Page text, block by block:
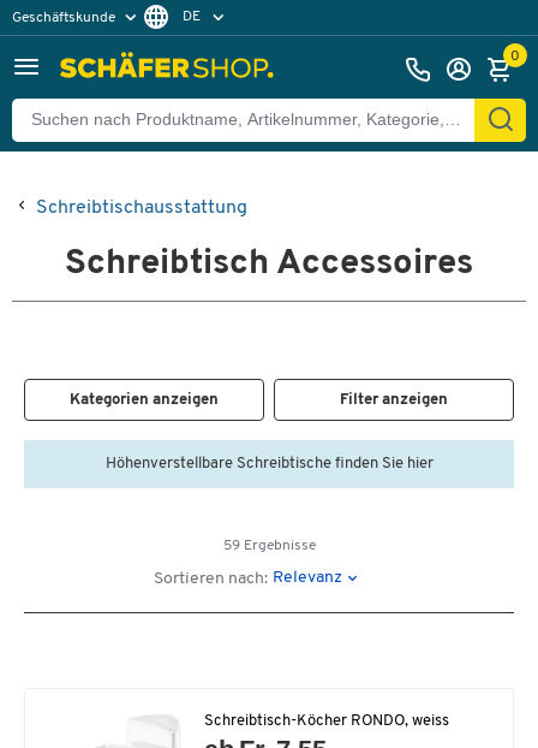
Geschäftskunde DE
0
Schreibtischausstattung
Schreibtisch Accessoires
Kategorien anzeigen Filter anzeigen
Höhenverstellbare Schreibtische finden Sie hier
59 Ergebnisse
Sortieren nach: Relevanz
Schreibtisch-Köcher RONDO, weiss